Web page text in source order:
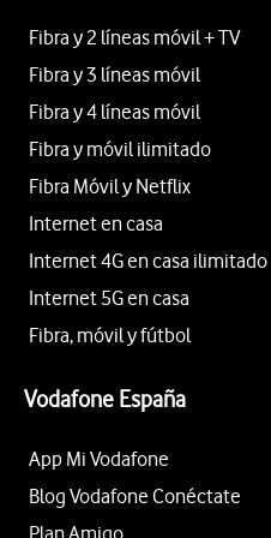
Fibra y 2 líneas móvil + TV
Fibra y 3 líneas móvil
Fibra y 4 líneas móvil
Fibra y móvil ilimitado
Fibra Móvil y Netflix
Internet en casa
Internet 4G en casa ilimitado
Internet 5G en casa
Fibra, móvil y fútbol
Vodafone España
App Mi Vodafone
Blog Vodafone Conéctate
Plan Amigo